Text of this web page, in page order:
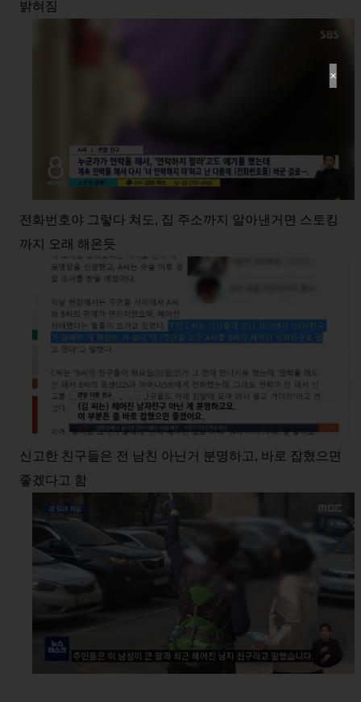
밝혀짐
전화번호야 그렇다 쳐도, 집 주소까지 알아낸거면 스토킹
까지 오래 해온듯
신고한 친구들은 전 남친 아닌거 분명하고, 바로 잡혔으면
좋겠다고 함
✕